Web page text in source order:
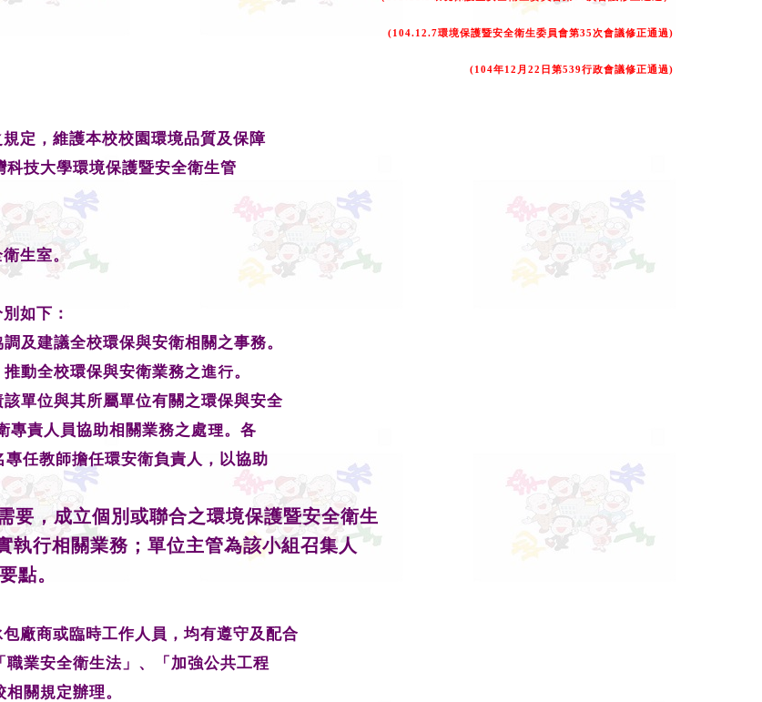
(104.12.7環境保護暨安全衛生委員會第35次會議修正通過)
(104年12 月 22 日第539行政會議修正通過)
定，維護本校校園環境品質及保障
科技大學環境保護暨安全衛生管
生室。
如下：
及建議全校環保與安衛相關之事務。
動全校環保與安衛業務之進行。
單位與其所屬單位有關之環保與安全
專責人員協助相關業務之處理。各
專任教師擔任環安衛負責人，以協助
要，成立個別或聯合之環境保護暨安全衛生
行相關業務；單位主管為該小組召集人
點。
廠商或臨時工作人員，均有遵守及配合
業安全衛生法」、「加強公共工程
相關規定辦理。